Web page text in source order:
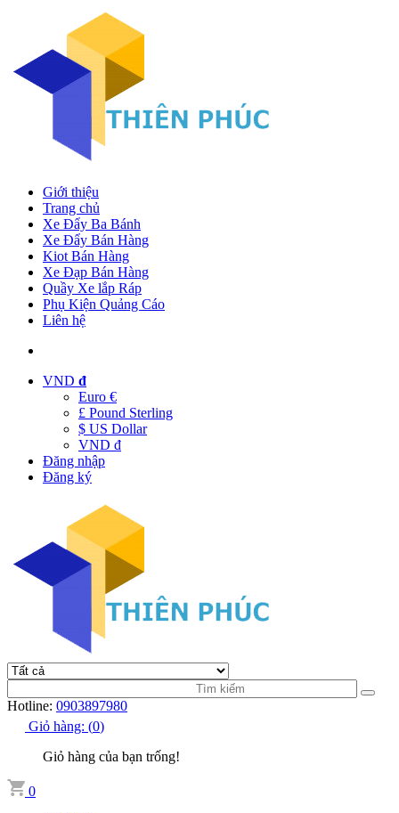
Giới thiệu
Trang chủ
Xe Đẩy Ba Bánh
Xe Đẩy Bán Hàng
Kiot Bán Hàng
Xe Đạp Bán Hàng
Quầy Xe lắp Ráp
Phụ Kiện Quảng Cáo
Liên hệ
VND đ
Euro €
£ Pound Sterling
$ US Dollar
VND đ
Đăng nhập
Đăng ký
Hotline: 0903897980
Giỏ hàng: (0)
Giỏ hàng của bạn trống!
0